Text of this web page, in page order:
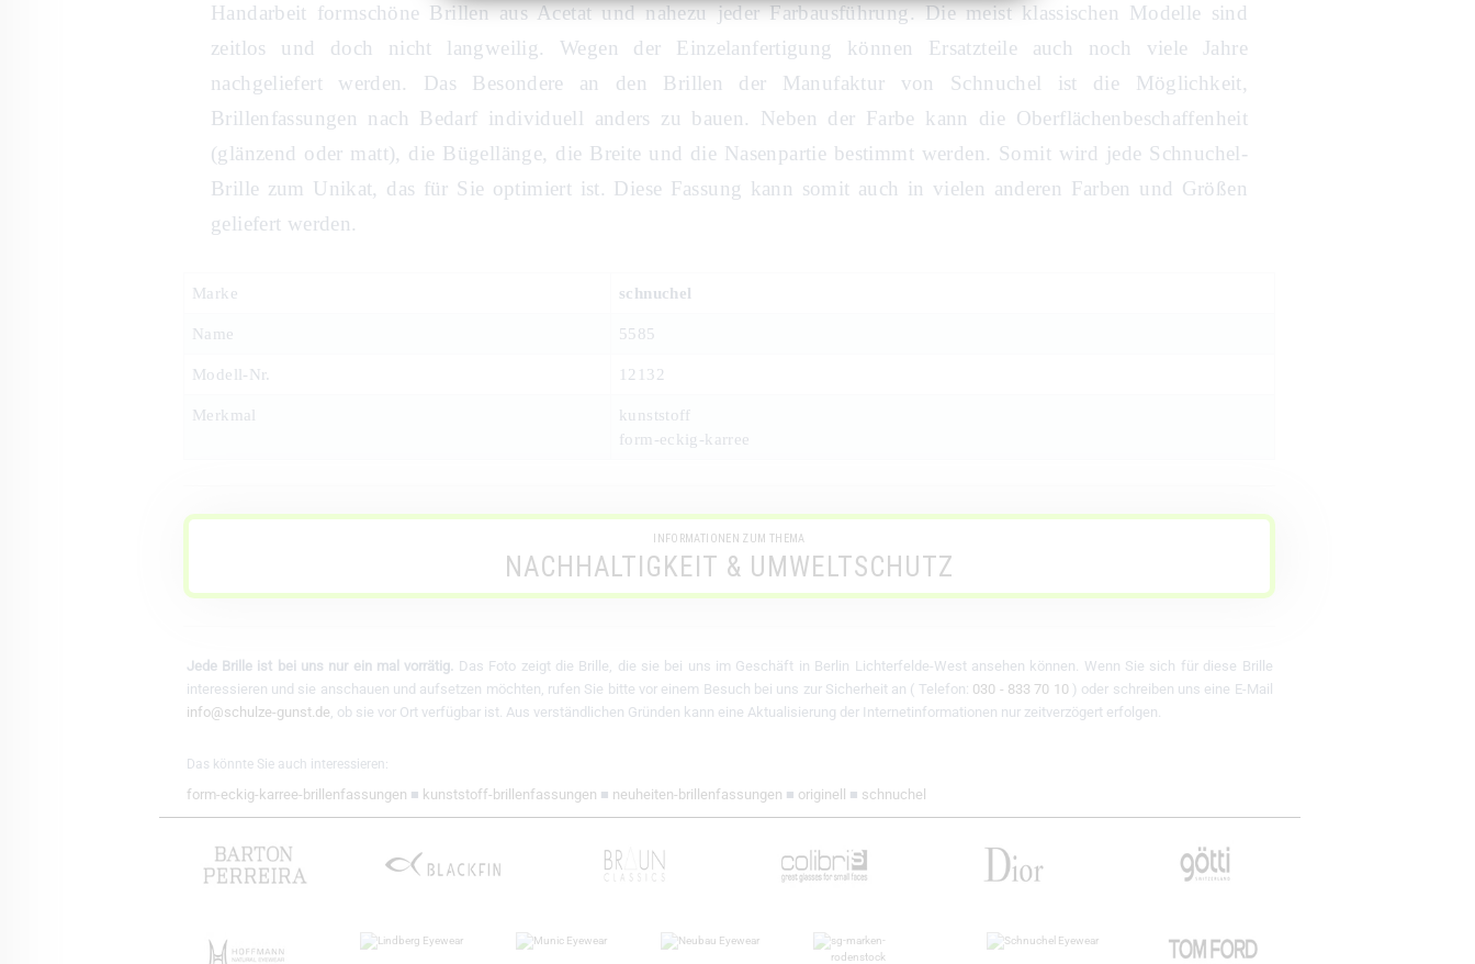
Handarbeit formschöne Brillen aus Acetat und nahezu jeder Farbausführung. Die meist klassischen Modelle sind
zeitlos und doch nicht langweilig. Wegen der Einzelanfertigung können Ersatzteile auch noch viele Jahre
nachgeliefert werden. Das Besondere an den Brillen der Manufaktur von Schnuchel ist die Möglichkeit,
Brillenfassungen nach Bedarf individuell anders zu bauen. Neben der Farbe kann die Oberflächenbeschaffenheit
(glänzend oder matt), die Bügellänge, die Breite und die Nasenpartie bestimmt werden. Somit wird jede Schnuchel-
Brille zum Unikat, das für Sie optimiert ist. Diese Fassung kann somit auch in vielen anderen Farben und Größen
geliefert werden.
Marke schnuchel
Name 5585
Modell-Nr. 12132
Merkmal
kunststoff
form-eckig-karree
INFORMATIONEN ZUM THEMA
NACHHALTIGKEIT & UMWELTSCHUTZ
Jede Brille ist bei uns nur ein mal vorrätig. Das Foto zeigt die Brille, die sie bei uns im Geschäft in Berlin Lichterfelde-West ansehen können. Wenn Sie sich für diese Brille
interessieren und sie anschauen und aufsetzen möchten, rufen Sie bitte vor einem Besuch bei uns zur Sicherheit an ( Telefon: 030 - 833 70 10 ) oder schreiben uns eine E-Mail
info@schulze-gunst.de , ob sie vor Ort verfügbar ist. Aus verständlichen Gründen kann eine Aktualisierung der Internetinformationen nur zeitverzögert erfolgen.
Das könnte Sie auch interessieren:
form-eckig-karree-brillenfassungen ■ kunststoff-brillenfassungen ■ neuheiten-brillenfassungen ■ originell ■ schnuchel